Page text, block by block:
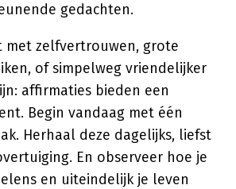
gedachten.
met zelfvertrouwen, grote
of simpelweg vriendelijker
affirmaties bieden een
Begin vandaag met één
Herhaal deze dagelijks, liefst
En observeer hoe je
en uiteindelijk je leven